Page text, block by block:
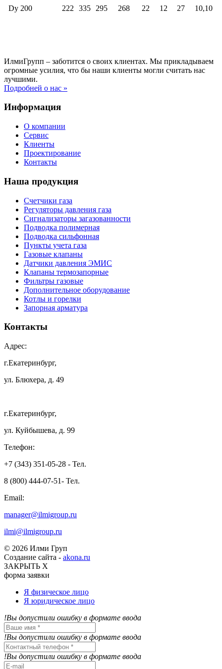
Dy 200 222 335 295 268 22 12 27 10,10
ИлмиГрупп – заботится о своих клиентах. Мы прикладываем
огромные усилия, что бы наши клиенты могли считать нас
лучшими.
Подробней о нас »
Информация
О компании
Сервис
Клиенты
Проектирование
Контакты
Наша продукция
Счетчики газа
Регуляторы давления газа
Сигнализаторы загазованности
Подводка полимерная
Подводка сильфонная
Пункты учета газа
Газовые клапаны
Датчики давления ЭМИС
Клапаны термозапорные
Фильтры газовые
Дополнительное оборудование
Котлы и горелки
Запорная арматура
Контакты
Адрес:
г.Екатеринбург,
ул. Блюхера, д. 49
г.Екатеринбург,
ул. Куйбышева, д. 99
Телефон:
+7 (343) 351-05-28 - Тел.
8 (800) 444-07-51- Тел.
Email:
manager@ilmigroup.ru
ilmi@ilmigroup.ru
© 2026 Илми Груп
Создание сайта - akona.ru
ЗАКРЫТЬ Х
форма заявки
Я физическое лицо
Я юридическое лицо
!Вы допустили ошибку в формате ввода
!Вы допустили ошибку в формате ввода
!Вы допустили ошибку в формате ввода